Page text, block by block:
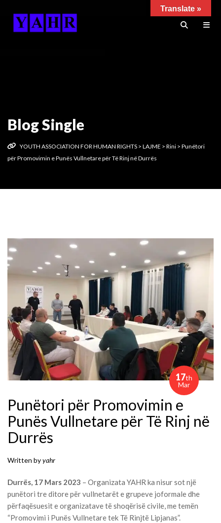
Blog Single
YOUTH ASSOCIATION FOR HUMAN RIGHTS > LAJME > Rini > Punëtori
për Promovimin e Punës Vullnetare për Të Rinj në Durrës
17th
Mar
Punëtori për Promovimin e
Punës Vullnetare për Të Rinj në
Durrës
Written byyahr
Durrës, 17 Mars 2023 – Organizata YAHR ka nisur sot një
punëtori tre ditore për vullnetarët e grupeve joformale dhe
përfaqësuesit e organizatave të shoqërisë civile, me temën
“Promovimi i Punës Vullnetare tek Të Rinjtë Lipjanas”.
Translate »